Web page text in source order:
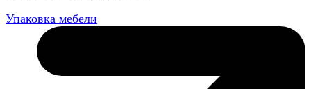
Упаковка мебели